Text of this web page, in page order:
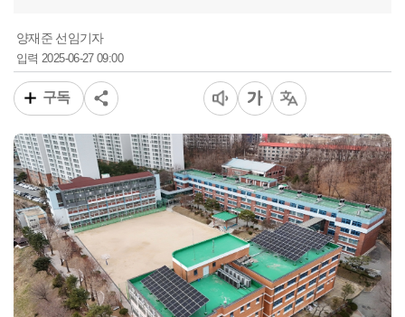
양재준 선임기자
입력 2025-06-27 09:00
구독